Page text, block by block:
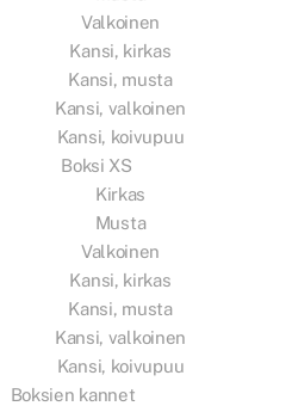
Valkoinen
Kansi, kirkas
Kansi, musta
Kansi, valkoinen
Kansi, koivupuu
Boksi XS
Kirkas
Musta
Valkoinen
Kansi, kirkas
Kansi, musta
Kansi, valkoinen
Kansi, koivupuu
Boksien kannet